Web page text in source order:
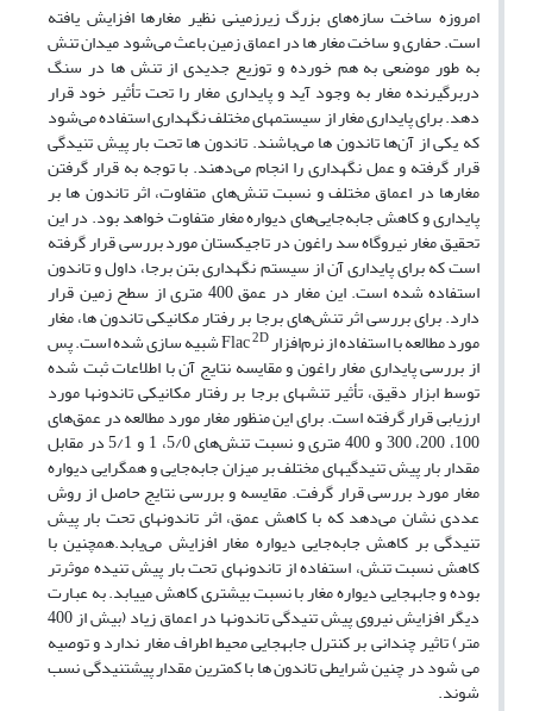
امروزه ساخت سازه‌های بزرگ زیرزمینی نظیر مغارها افزایش یافته
است. حفاری و ساخت مغار ها در اعماق زمین باعث می‌شود میدان تنش
به طور موضعی به هم خورده و توزیع جدیدی از تنش ها در سنگ
دربرگیرنده مغار به وجود آید و پایداری مغار را تحت تأثیر خود قرار
دهد. برای پایداری مغار از سیستم­های مختلف نگهداری استفاده می‌شود
که یکی از آن‌ها تاندون ها می‌باشند. تاندون ها تحت بار پیش تنیدگی
قرار گرفته و عمل نگهداری را انجام می‌دهند. با توجه به قرار گرفتن
مغارها در اعماق مختلف و نسبت تنش‌های متفاوت، اثر تاندون ها بر
پایداری و کاهش جابه‌جایی‌های دیواره مغار متفاوت خواهد بود. در این
تحقیق مغار نیروگاه سد راغون در تاجیکستان مورد بررسی قرار گرفته
است که برای پایداری آن از سیستم نگهداری بتن برجا، داول و تاندون
استفاده شده است. این مغار در عمق 400 متری از سطح زمین قرار
دارد. برای بررسی اثر تنش‌های برجا بر رفتار مکانیکی تاندون ها، مغار
مورد مطالعه با استفاده از نرم‌افزار Flac2D شبیه سازی شده است. پس
از بررسی پایداری مغار راغون و مقایسه نتایج آن با اطلاعات ثبت شده
توسط ابزار دقیق، تأثیر تنش­های برجا بر رفتار مکانیکی تاندون­ها مورد
ارزیابی قرار گرفته است. برای این منظور مغار مورد مطالعه در عمق‌های
100، 200، 300 و 400 متری و نسبت تنش‌های 5/0، 1 و 5/1 در مقابل
مقدار بار پیش تنیدگی­های مختلف بر میزان جابه‌جایی و همگرایی دیواره
مغار مورد بررسی قرار گرفت. مقایسه و بررسی نتایج حاصل از روش
عددی نشان می‌دهد که با کاهش عمق، اثر تاندون­های تحت بار پیش
تنیدگی بر کاهش جابه‌جایی دیواره مغار افزایش می‌یابد.همچنین با
کاهش نسبت تنش، استفاده از تاندون­های تحت بار پیش تنیده موثرتر
بوده و جابه­جایی دیواره مغار با نسبت بیشتری کاهش می­یابد. به عبارت
دیگر افزایش نیروی پیش تنیدگی تاندون­ها در اعماق زیاد (بیش از 400
متر) تاثیر چندانی بر کنترل جابه­جایی محیط اطراف مغار ندارد و توصیه
می شود در چنین شرایطی تاندون ها با کمترین مقدار پیش­تنیدگی نسب
شوند.